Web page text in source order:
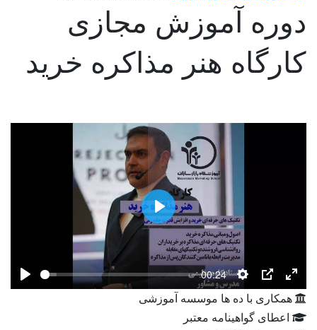
دوره آموزش مجازی
کارگاه هنر مذاکره خرید
Play
00:24
Settings
PIP
Play
همکاری با ده ها موسسه آموزشی
اعطای گواهینامه معتبر